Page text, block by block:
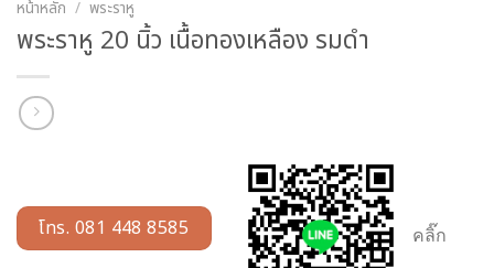
หน้าหลัก / พระราหู
พระราหู 20 นิ้ว เนื้อทองเหลือง รมดำ
โทร. 081 448 8585 คลิ๊ก